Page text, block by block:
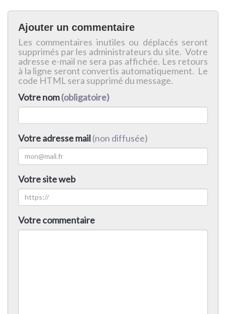
Ajouter un commentaire
Les commentaires inutiles ou déplacés seront
supprimés par les administrateurs du site. Votre
adresse e-mail ne sera pas affichée. Les retours
à la ligne seront convertis automatiquement. Le
code HTML sera supprimé du message.
Votre nom(obligatoire)
Votre adresse mail(non diffusée)
Votre site web
Votre commentaire